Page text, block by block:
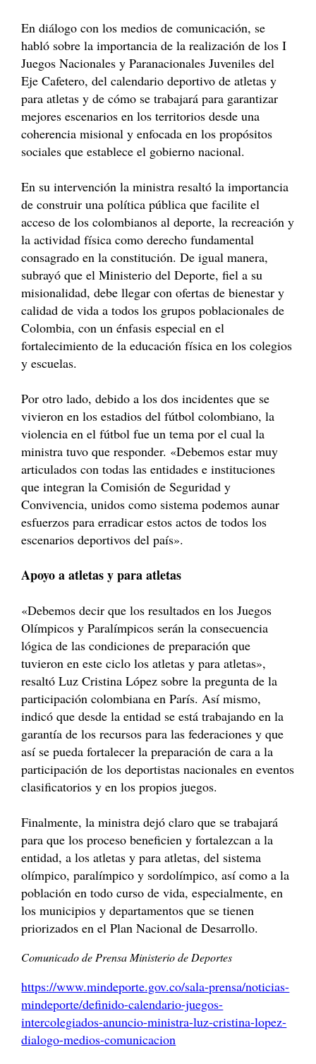
En diálogo con los medios de comunicación, se
habló sobre la importancia de la realización de los I
Juegos Nacionales y Paranacionales Juveniles del
Eje Cafetero, del calendario deportivo de atletas y
para atletas y de cómo se trabajará para garantizar
mejores escenarios en los territorios desde una
coherencia misional y enfocada en los propósitos
sociales que establece el gobierno nacional.
En su intervención la ministra resaltó la importancia
de construir una política pública que facilite el
acceso de los colombianos al deporte, la recreación y
la actividad física como derecho fundamental
consagrado en la constitución. De igual manera,
subrayó que el Ministerio del Deporte, fiel a su
misionalidad, debe llegar con ofertas de bienestar y
calidad de vida a todos los grupos poblacionales de
Colombia, con un énfasis especial en el
fortalecimiento de la educación física en los colegios
y escuelas.
Por otro lado, debido a los dos incidentes que se
vivieron en los estadios del fútbol colombiano, la
violencia en el fútbol fue un tema por el cual la
ministra tuvo que responder. «Debemos estar muy
articulados con todas las entidades e instituciones
que integran la Comisión de Seguridad y
Convivencia, unidos como sistema podemos aunar
esfuerzos para erradicar estos actos de todos los
escenarios deportivos del país».
Apoyo a atletas y para atletas
«Debemos decir que los resultados en los Juegos
Olímpicos y Paralímpicos serán la consecuencia
lógica de las condiciones de preparación que
tuvieron en este ciclo los atletas y para atletas»,
resaltó Luz Cristina López sobre la pregunta de la
participación colombiana en París. Así mismo,
indicó que desde la entidad se está trabajando en la
garantía de los recursos para las federaciones y que
así se pueda fortalecer la preparación de cara a la
participación de los deportistas nacionales en eventos
clasificatorios y en los propios juegos.
Finalmente, la ministra dejó claro que se trabajará
para que los proceso beneficien y fortalezcan a la
entidad, a los atletas y para atletas, del sistema
olímpico, paralímpico y sordolímpico, así como a la
población en todo curso de vida, especialmente, en
los municipios y departamentos que se tienen
priorizados en el Plan Nacional de Desarrollo.
Comunicado de Prensa Ministerio de Deportes
https://www.mindeporte.gov.co/sala-prensa/noticias-
mindeporte/definido-calendario-juegos-
intercolegiados-anuncio-ministra-luz-cristina-lopez-
dialogo-medios-comunicacion